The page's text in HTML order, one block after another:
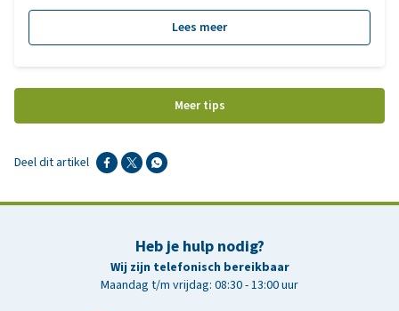
Maar hoe zorg je ervoor dat deze vacht gezond en comfortabel
blijft, ondanks regen, kou en modderige wandelingen? In deze
doorkomen.
Lees meer
Meer tips
Deel dit artikel
Heb je hulp nodig?
Wij zijn telefonisch bereikbaar
Maandag t/m vrijdag: 08:30 - 13:00 uur